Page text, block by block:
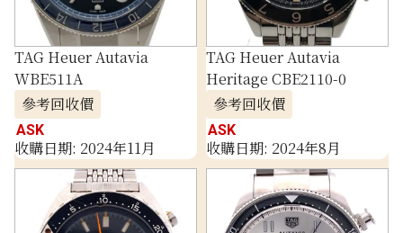
TAG Heuer Autavia
WBE511A
參考回收價
ASK
收購日期: 2024年11月
TAG Heuer Autavia
Heritage CBE2110-0
參考回收價
ASK
收購日期: 2024年8月